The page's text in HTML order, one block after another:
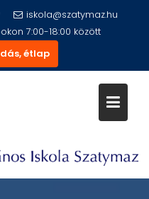
iskola@szatymaz.hu
7:00-18:00 között
étlap